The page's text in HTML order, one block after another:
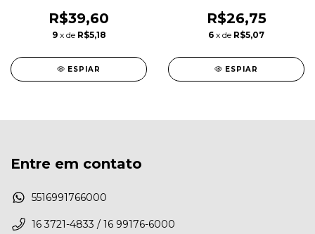
R$39,60
9 x de R$5,18
ESPIAR
R$26,75
6 x de R$5,07
ESPIAR
Entre em contato
5516991766000
16 3721-4833 / 16 99176-6000